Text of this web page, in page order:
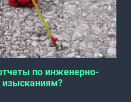
по инженерно-
изысканиям?